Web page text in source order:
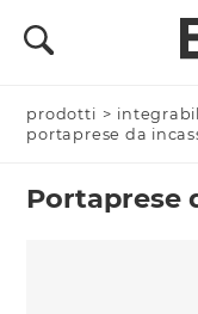
prodotti >
portaprese da
Portaprese